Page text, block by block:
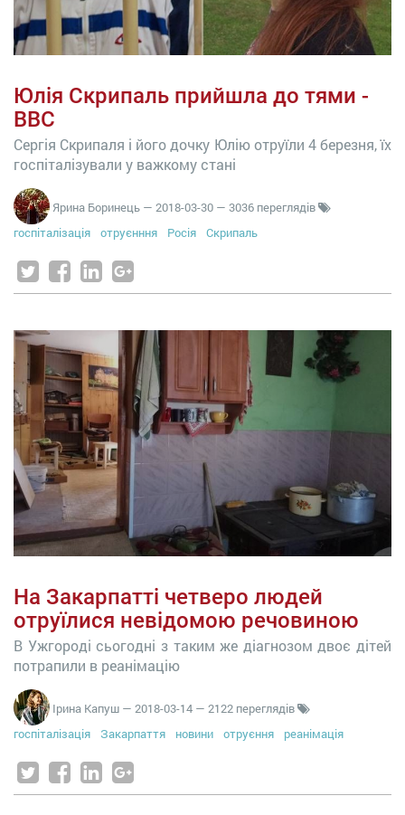
Юлія Скрипаль прийшла до тями -
BBC
Сергія Скрипаля і його дочку Юлію отруїли 4 березня, їх
госпіталізували у важкому стані
Ярина Боринець — 2018-03-30 — 3036 переглядів
госпіталізація
отруєнння Росія Скрипаль
На Закарпатті четверо людей
отруїлися невідомою речовиною
В Ужгороді сьогодні з таким же діагнозом двоє дітей
потрапили в реанімацію
Ірина Капуш — 2018-03-14 — 2122 переглядів
госпіталізація
Закарпаття новини отруєння реанімація